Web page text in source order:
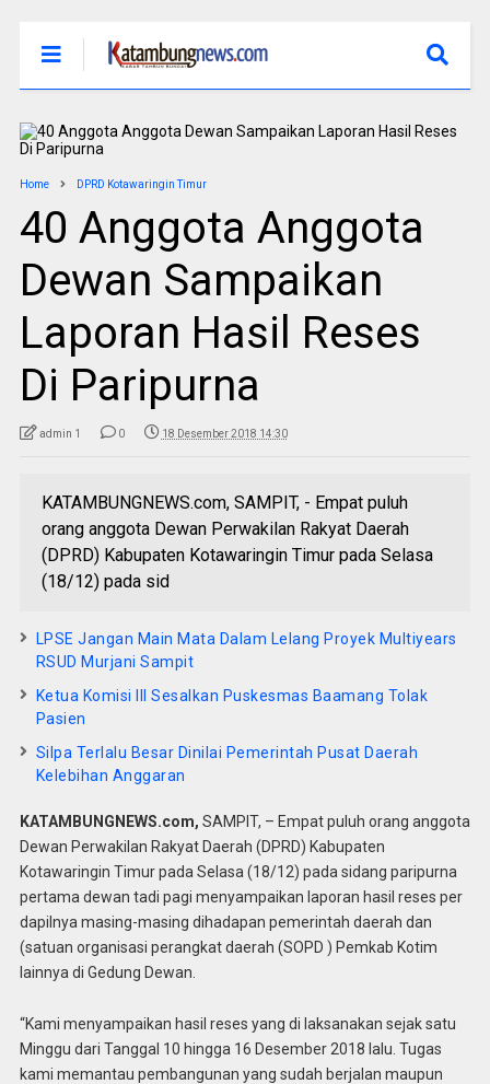
Home DPRD Kotawaringin Timur
40 Anggota Anggota
Dewan Sampaikan
Laporan Hasil Reses
Di Paripurna
admin 1 0 18 Desember 2018 14:30
KATAMBUNGNEWS.com, SAMPIT, - Empat puluh
orang anggota Dewan Perwakilan Rakyat Daerah
(DPRD) Kabupaten Kotawaringin Timur pada Selasa
(18/12) pada sid
LPSE Jangan Main Mata Dalam Lelang Proyek Multiyears
RSUD Murjani Sampit
Ketua Komisi III Sesalkan Puskesmas Baamang Tolak
Pasien
Silpa Terlalu Besar Dinilai Pemerintah Pusat Daerah
Kelebihan Anggaran
KATAMBUNGNEWS.com, SAMPIT, – Empat puluh orang anggota
Dewan Perwakilan Rakyat Daerah (DPRD) Kabupaten
Kotawaringin Timur pada Selasa (18/12) pada sidang paripurna
pertama dewan tadi pagi menyampaikan laporan hasil reses per
dapilnya masing-masing dihadapan pemerintah daerah dan
(satuan organisasi perangkat daerah (SOPD ) Pemkab Kotim
lainnya di Gedung Dewan.
“Kami menyampaikan hasil reses yang di laksanakan sejak satu
Minggu dari Tanggal 10 hingga 16 Desember 2018 lalu. Tugas
kami memantau pembangunan yang sudah berjalan maupun